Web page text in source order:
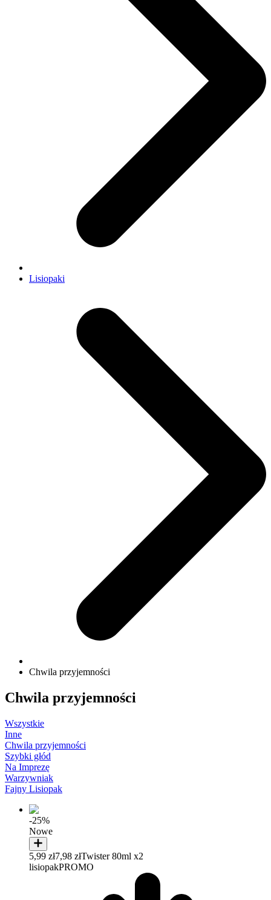
Lisiopaki
Chwila przyjemności
Chwila przyjemności
Wszystkie
Inne
Chwila przyjemności
Szybki głód
Na Imprezę
Warzywniak
Fajny Lisiopak
-25%
Nowe
5,99 zł7,98 złTwister 80ml x2
lisiopakPROMO